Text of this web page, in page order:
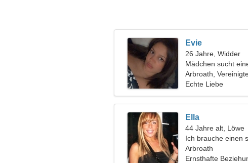
Evie
26 Jahre, Widder
Mädchen sucht
Arbroath,
Echte Liebe
Ella
44 Jahre alt, Löwe
Ich brauche einen
Leben
Arbroath
Ernsthafte